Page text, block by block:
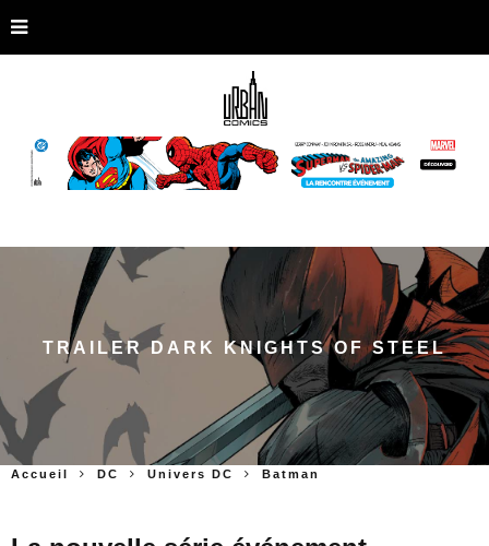
TRAILER DARK KNIGHTS OF STEEL
Accueil DC Univers DC Batman